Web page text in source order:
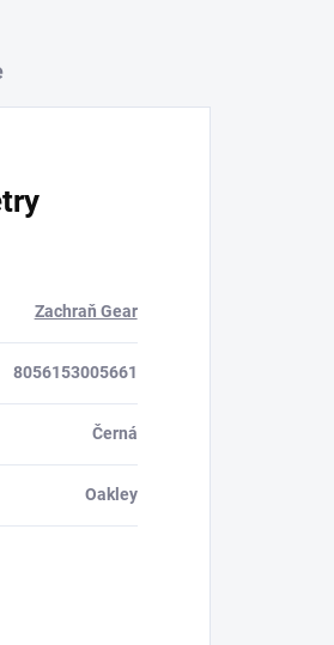
Zachraň Gear
8056153005661
Černá
Oakley